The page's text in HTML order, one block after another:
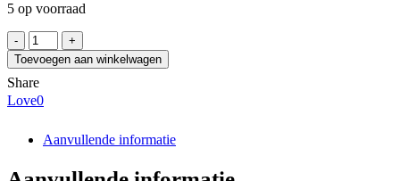
5 op voorraad
FAG
23026-
E1A-
XL-
K-
aantal
Toevoegen aan winkelwagen
Share
Love0
Aanvullende informatie